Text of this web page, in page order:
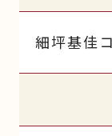
細坪基佳